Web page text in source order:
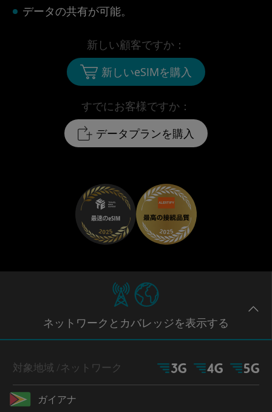
データの共有が可能。
すでにお客様ですか：
データプランを購入
新しい顧客ですか：
新しいeSIMを購入
ネットワークとカバレッジを表示する
対象地域 /ネットワーク
ガイアナ